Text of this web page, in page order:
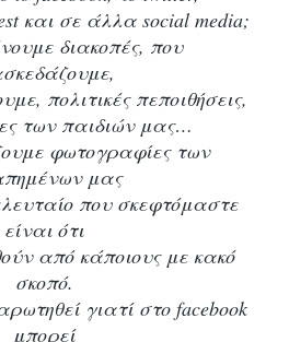
και σε άλλα social media;
διακοπές, που
πολιτικές πεποιθήσεις,
των παιδιών μας…
φωτογραφίες των
μας
που σκεφτόμαστε
είναι ότι
από κάποιους με κακό
σκοπό.
γιατί στο facebook
μπορεί